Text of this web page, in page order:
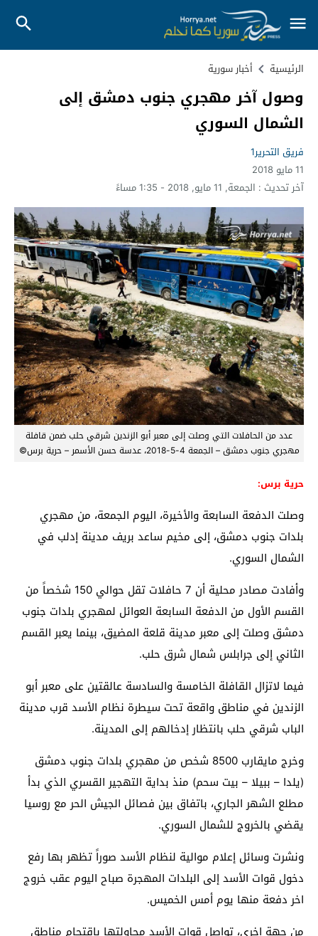
الرئيسية أخبار سورية
وصول آخر مهجري جنوب دمشق إلى
الشمال السوري
فريق التحرير1
11 مايو 2018
آخر تحديث : الجمعة, 11 مايو, 2018 - 1:35 مساءً
عدد من الحافلات التي وصلت إلى معبر أبو الزندين شرقي حلب ضمن قافلة
مهجري جنوب دمشق – الجمعة 4-5-2018، عدسة حسن الأسمر – حرية برس©
حرية برس:
وصلت الدفعة السابعة والأخيرة، اليوم الجمعة، من مهجري
بلدات جنوب دمشق، إلى مخيم ساعد بريف مدينة إدلب في
الشمال السوري.
وأفادت مصادر محلية أن 7 حافلات تقل حوالي 150 شخصاً من
القسم الأول من الدفعة السابعة العوائل لمهجري بلدات جنوب
دمشق وصلت إلى معبر مدينة قلعة المضيق، بينما يعبر القسم
الثاني إلى جرابلس شمال شرق حلب.
فيما لاتزال القافلة الخامسة والسادسة عالقتين على معبر أبو
الزندين في مناطق واقعة تحت سيطرة نظام الأسد قرب مدينة
الباب شرقي حلب بانتظار إدخالهم إلى المدينة.
وخرج مايقارب 8500 شخص من مهجري بلدات جنوب دمشق
(يلدا – ببيلا – بيت سحم) منذ بداية التهجير القسري الذي بدأ
مطلع الشهر الجاري، باتفاق بين فصائل الجيش الحر مع روسيا
يقضي بالخروج للشمال السوري.
ونشرت وسائل إعلام موالية لنظام الأسد صوراً تظهر بها رفع
دخول قوات الأسد إلى البلدات المهجرة صباح اليوم عقب خروج
اخر دفعة منها يوم أمس الخميس.
من جهة اخرى، تواصل قوات الأسد محاولتها باقتحام مناطق